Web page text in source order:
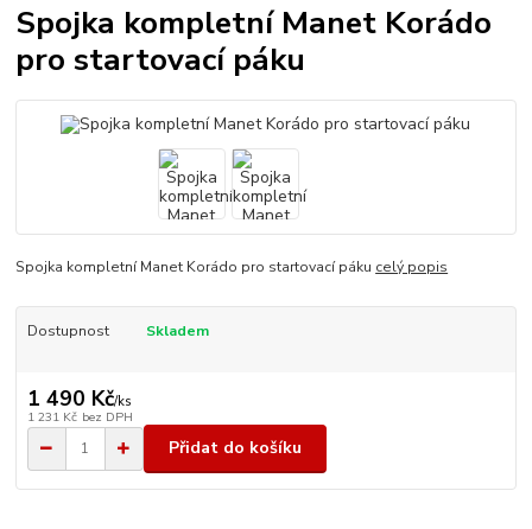
Spojka kompletní Manet Korádo
pro startovací páku
Spojka kompletní Manet Korádo pro startovací páku celý popis
Dostupnost Skladem
1 490 Kč/ks
1 231 Kč bez DPH
Přidat do košíku